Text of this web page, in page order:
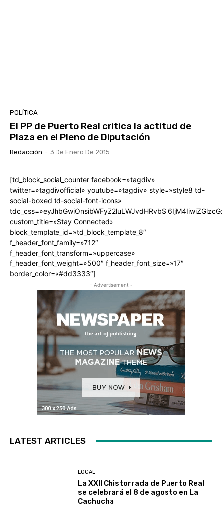
POLÍTICA
El PP de Puerto Real critica la actitud de
Plaza en el Pleno de Diputación
Redacción - 3 De Enero De 2015
[td_block_social_counter facebook=»tagdiv»
twitter=»tagdivofficial» youtube=»tagdiv» style=»style8 td-
social-boxed td-social-font-icons»
custom_title=»Stay Connected»
block_template_id=»td_block_template_8″
f_header_font_family=»712″
f_header_font_transform=»uppercase»
f_header_font_weight=»500″ f_header_font_size=»17″
border_color=»#dd3333″]
- Advertisement -
LATEST ARTICLES
LOCAL
La XXII Chistorrada de Puerto Real
se celebrará el 8 de agosto en La
Cachucha